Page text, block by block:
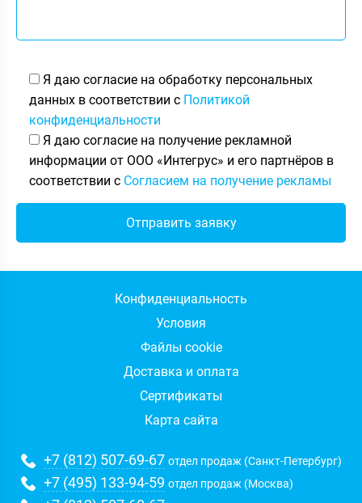
Я даю согласие на обработку персональных
данных в соответствии с Политикой
конфиденциальности
Я даю согласие на получение рекламной
информации от ООО «Интегрус» и его партнёров в
соответствии с Согласием на получение рекламы
Конфиденциальность
Условия
Файлы cookie
Доставка и оплата
Сертификаты
Карта сайта
+7 (812) 507-69-67 отдел продаж (Санкт-Петербург)
+7 (495) 133-94-59 отдел продаж (Москва)